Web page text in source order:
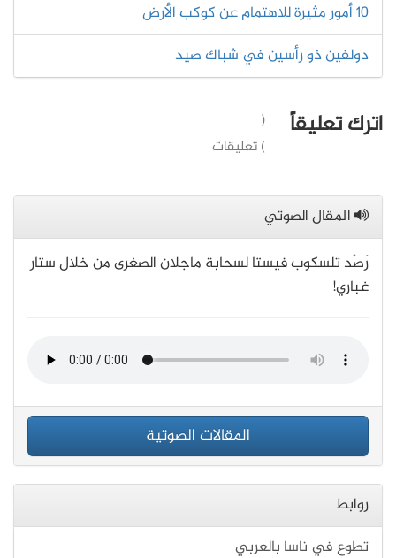
10 أمور مثيرة للاهتمام عن كوكب الأرض
دولفين ذو رأسين في شباك صيد
اترك تعليقاً
(
) تعليقات
المقال الصوتي
رَصْد تلسكوب فيستا لسحابة ماجلان الصغرى من خلال ستار
غباري!
المقالات الصوتية
روابط
تطوع في ناسا بالعربي